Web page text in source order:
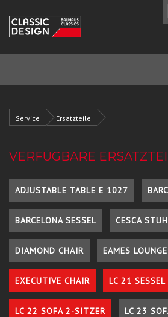
Service Ersatzteile
VERFÜGBARE
ADJUSTABLE TABLE E 1027
BARCELONA SESSEL CESCA
DIAMOND CHAIR EAMES
EXECUTIVE CHAIR LC 21 SESSEL
LC 22 SOFA 2-SITZER LC 23